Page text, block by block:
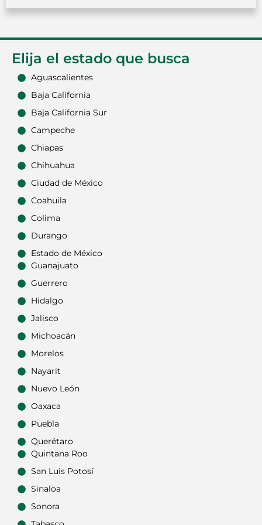
Elija el estado que busca
Aguascalientes
Baja California
Baja California Sur
Campeche
Chiapas
Chihuahua
Ciudad de México
Coahuila
Colima
Durango
Estado de México
Guanajuato
Guerrero
Hidalgo
Jalisco
Michoacán
Morelos
Nayarit
Nuevo León
Oaxaca
Puebla
Querétaro
Quintana Roo
San Luis Potosí
Sinaloa
Sonora